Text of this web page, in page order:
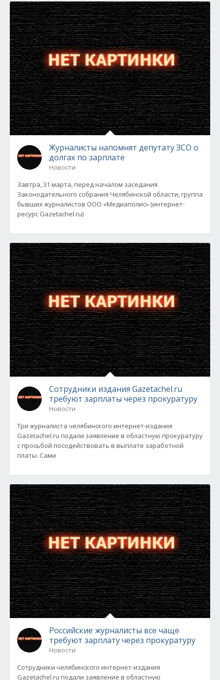
Журналисты напомнят депутату ЗСО о
долгах по зарплате
Новости
Завтра, 31 марта, перед началом заседания
Законодательного собрания Челябинской области, группа
бывших журналистов ООО «Медиаполис» (интернет-
ресурс Gazetachel.ru)
Сотрудники издания Gazetachel.ru
требуют зарплаты через прокуратуру
Новости
Три журналиста челябинского интернет-издания
Gazetachel.ru подали заявление в областную прокуратуру
с просьбой посодействовать в выплате заработной
платы. Сами
Российские журналисты все чаще
требуют зарплату через прокуратуру
Новости
Сотрудники челябинского интернет-издания
Gazetachel.ru подали заявление в областную